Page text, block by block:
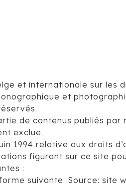
et internationale sur les
et
de contenus publiés par
exclue.
1994 relative aux droits
figurant sur ce site
:
suivante: Source: site